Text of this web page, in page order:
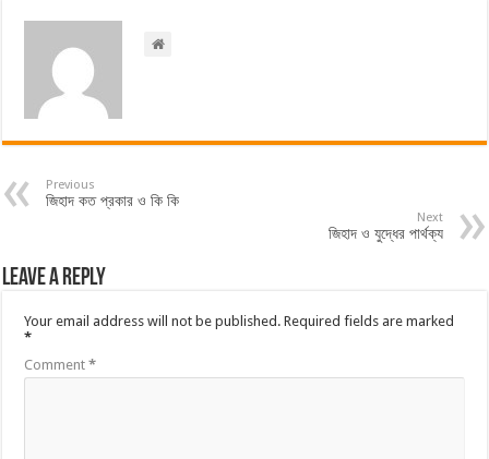
Previous
জিহাদ কত প্রকার ও কি কি
Next
জিহাদ ও যুদ্ধের পার্থক্য
Leave a Reply
Your email address will not be published. Required fields are marked
*
Comment*